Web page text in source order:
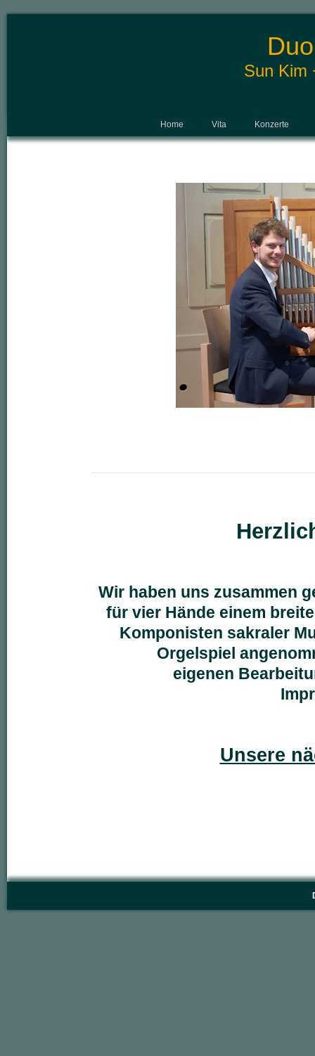
Sun Kim
Home Vita Konzerte
Wir haben uns zusammen
für vier Hände einem
Komponisten sakraler
Orgelspiel
eigenen
Unsere